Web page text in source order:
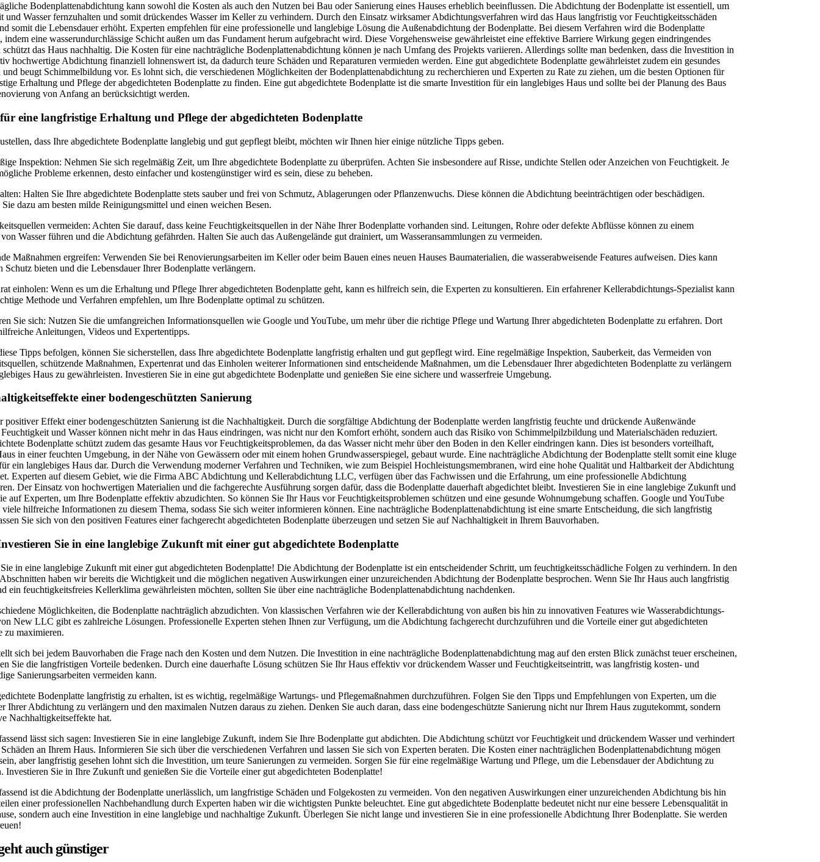
Bodenplattenabdichtung kann sowohl die Kosten als auch den Nutzen bei Bau oder Sanierung eines Hauses erheblich beeinflussen. Die Abdichtung der Bodenplatte ist essentiell, um
und Wasser fernzuhalten und somit drückendes Wasser im Keller zu verhindern. Durch den Einsatz wirksamer Abdichtungsverfahren wird das Haus langfristig vor Feuchtigkeitsschäden
somit die Lebensdauer erhöht. Experten empfehlen für eine professionelle und langlebige Lösung die Außenabdichtung der Bodenplatte. Bei diesem Verfahren wird die Bodenplatte
indem eine wasserundurchlässige Schicht außen um das Fundament herum aufgebracht wird. Diese Vorgehensweise gewährleistet eine effektive Barriere Wirkung gegen eindringendes
schützt das Haus nachhaltig. Die Kosten für eine nachträgliche Bodenplattenabdichtung können je nach Umfang des Projekts variieren. Allerdings sollte man bedenken, dass die Investition in
hochwertige Abdichtung finanziell lohnenswert ist, da dadurch teure Schäden und Reparaturen vermieden werden. Eine gut abgedichtete Bodenplatte gewährleistet zudem ein gesundes
beugt Schimmelbildung vor. Es lohnt sich, die verschiedenen Möglichkeiten der Bodenplattenabdichtung zu recherchieren und Experten zu Rate zu ziehen, um die besten Optionen für
Erhaltung und Pflege der abgedichteten Bodenplatte zu finden. Eine gut abgedichtete Bodenplatte ist die smarte Investition für ein langlebiges Haus und sollte bei der Planung des Baus
von Anfang an berücksichtigt werden.
eine langfristige Erhaltung und Pflege der abgedichteten Bodenplatte
dass Ihre abgedichtete Bodenplatte langlebig und gut gepflegt bleibt, möchten wir Ihnen hier einige nützliche Tipps geben.
Inspektion: Nehmen Sie sich regelmäßig Zeit, um Ihre abgedichtete Bodenplatte zu überprüfen. Achten Sie insbesondere auf Risse, undichte Stellen oder Anzeichen von Feuchtigkeit. Je
Probleme erkennen, desto einfacher und kostengünstiger wird es sein, diese zu beheben.
Halten Sie Ihre abgedichtete Bodenplatte stets sauber und frei von Schmutz, Ablagerungen oder Pflanzenwuchs. Diese können die Abdichtung beeinträchtigen oder beschädigen.
dazu am besten milde Reinigungsmittel und einen weichen Besen.
vermeiden: Achten Sie darauf, dass keine Feuchtigkeitsquellen in der Nähe Ihrer Bodenplatte vorhanden sind. Leitungen, Rohre oder defekte Abflüsse können zu einem
Wasser führen und die Abdichtung gefährden. Halten Sie auch das Außengelände gut drainiert, um Wasseransammlungen zu vermeiden.
Maßnahmen ergreifen: Verwenden Sie bei Renovierungsarbeiten im Keller oder beim Bauen eines neuen Hauses Baumaterialien, die wasserabweisende Features aufweisen. Dies kann
Schutz bieten und die Lebensdauer Ihrer Bodenplatte verlängern.
einholen: Wenn es um die Erhaltung und Pflege Ihrer abgedichteten Bodenplatte geht, kann es hilfreich sein, die Experten zu konsultieren. Ein erfahrener Kellerabdichtungs-Spezialist kann
Methode und Verfahren empfehlen, um Ihre Bodenplatte optimal zu schützen.
Sie sich: Nutzen Sie die umfangreichen Informationsquellen wie Google und YouTube, um mehr über die richtige Pflege und Wartung Ihrer abgedichteten Bodenplatte zu erfahren. Dort
Anleitungen, Videos und Expertentipps.
Tipps befolgen, können Sie sicherstellen, dass Ihre abgedichtete Bodenplatte langfristig erhalten und gut gepflegt wird. Eine regelmäßige Inspektion, Sauberkeit, das Vermeiden von
schützende Maßnahmen, Expertenrat und das Einholen weiterer Informationen sind entscheidende Maßnahmen, um die Lebensdauer Ihrer abgedichteten Bodenplatte zu verlängern
Haus zu gewährleisten. Investieren Sie in eine gut abgedichtete Bodenplatte und genießen Sie eine sichere und wasserfreie Umgebung.
einer bodengeschützten Sanierung
positiver Effekt einer bodengeschützten Sanierung ist die Nachhaltigkeit. Durch die sorgfältige Abdichtung der Bodenplatte werden langfristig feuchte und drückende Außenwände
und Wasser können nicht mehr in das Haus eindringen, was nicht nur den Komfort erhöht, sondern auch das Risiko von Schimmelpilzbildung und Materialschäden reduziert.
Bodenplatte schützt zudem das gesamte Haus vor Feuchtigkeitsproblemen, da das Wasser nicht mehr über den Boden in den Keller eindringen kann. Dies ist besonders vorteilhaft,
in einer feuchten Umgebung, in der Nähe von Gewässern oder mit einem hohen Grundwasserspiegel, gebaut wurde. Eine nachträgliche Abdichtung der Bodenplatte stellt somit eine kluge
ein langlebiges Haus dar. Durch die Verwendung moderner Verfahren und Techniken, wie zum Beispiel Hochleistungsmembranen, wird eine hohe Qualität und Haltbarkeit der Abdichtung
Experten auf diesem Gebiet, wie die Firma ABC Abdichtung und Kellerabdichtung LLC, verfügen über das Fachwissen und die Erfahrung, um eine professionelle Abdichtung
Der Einsatz von hochwertigen Materialien und die fachgerechte Ausführung sorgen dafür, dass die Bodenplatte dauerhaft abgedichtet bleibt. Investieren Sie in eine langlebige Zukunft und
auf Experten, um Ihre Bodenplatte effektiv abzudichten. So können Sie Ihr Haus vor Feuchtigkeitsproblemen schützen und eine gesunde Wohnumgebung schaffen. Google und YouTube
viele hilfreiche Informationen zu diesem Thema, sodass Sie sich weiter informieren können. Eine nachträgliche Bodenplattenabdichtung ist eine smarte Entscheidung, die sich langfristig
Sie sich von den positiven Features einer fachgerecht abgedichteten Bodenplatte überzeugen und setzen Sie auf Nachhaltigkeit in Ihrem Bauvorhaben.
Sie in eine langlebige Zukunft mit einer gut abgedichtete Bodenplatte
in eine langlebige Zukunft mit einer gut abgedichteten Bodenplatte! Die Abdichtung der Bodenplatte ist ein entscheidender Schritt, um feuchtigkeitsschädliche Folgen zu verhindern. In den
haben wir bereits die Wichtigkeit und die möglichen negativen Auswirkungen einer unzureichenden Abdichtung der Bodenplatte besprochen. Wenn Sie Ihr Haus auch langfristig
ein feuchtigkeitsfreies Kellerklima gewährleisten möchten, sollten Sie über eine nachträgliche Bodenplattenabdichtung nachdenken.
Möglichkeiten, die Bodenplatte nachträglich abzudichten. Von klassischen Verfahren wie der Kellerabdichtung von außen bis hin zu innovativen Features wie Wasserabdichtungs-
New LLC gibt es zahlreiche Lösungen. Professionelle Experten stehen Ihnen zur Verfügung, um die Abdichtung fachgerecht durchzuführen und die Vorteile einer gut abgedichteten
zu maximieren.
sich bei jedem Bauvorhaben die Frage nach den Kosten und dem Nutzen. Die Investition in eine nachträgliche Bodenplattenabdichtung mag auf den ersten Blick zunächst teuer erscheinen,
Sie die langfristigen Vorteile bedenken. Durch eine dauerhafte Lösung schützen Sie Ihr Haus effektiv vor drückendem Wasser und Feuchtigkeitseintritt, was langfristig kosten- und
Sanierungsarbeiten vermeiden kann.
Bodenplatte langfristig zu erhalten, ist es wichtig, regelmäßige Wartungs- und Pflegemaßnahmen durchzuführen. Folgen Sie den Tipps und Empfehlungen von Experten, um die
Ihrer Abdichtung zu verlängern und den maximalen Nutzen daraus zu ziehen. Denken Sie auch daran, dass eine bodengeschützte Sanierung nicht nur Ihrem Haus zugutekommt, sondern
Nachhaltigkeitseffekte hat.
lässt sich sagen: Investieren Sie in eine langlebige Zukunft, indem Sie Ihre Bodenplatte gut abdichten. Die Abdichtung schützt vor Feuchtigkeit und drückendem Wasser und verhindert
an Ihrem Haus. Informieren Sie sich über die verschiedenen Verfahren und lassen Sie sich von Experten beraten. Die Kosten einer nachträglichen Bodenplattenabdichtung mögen
aber langfristig gesehen lohnt sich die Investition, um teure Sanierungen zu vermeiden. Sorgen Sie für eine regelmäßige Wartung und Pflege, um die Lebensdauer der Abdichtung zu
Investieren Sie in Ihre Zukunft und genießen Sie die Vorteile einer gut abgedichteten Bodenplatte!
ist die Abdichtung der Bodenplatte unerlässlich, um langfristige Schäden und Folgekosten zu vermeiden. Von den negativen Auswirkungen einer unzureichenden Abdichtung bis hin
einer professionellen Nachbehandlung durch Experten haben wir die wichtigsten Punkte beleuchtet. Eine gut abgedichtete Bodenplatte bedeutet nicht nur eine bessere Lebensqualität in
sondern auch eine Investition in eine langlebige und nachhaltige Zukunft. Überlegen Sie nicht lange und investieren Sie in eine professionelle Abdichtung Ihrer Bodenplatte. Sie werden
auch günstiger